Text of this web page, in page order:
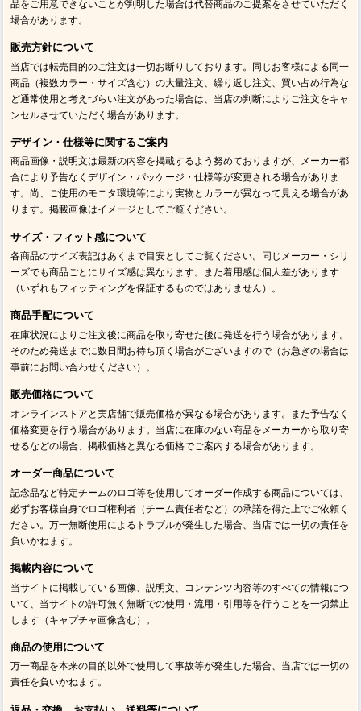
品をご用意できないことが判明した場合は代替商品のご提案をさせていただく
場合があります。
販売方針について
当店では転売目的のご注文は一切お断りしております。同じお客様による同一
商品（複数カラー・サイズ含む）の大量注文、繰り返し注文、買い占め行為な
ど通常使用と考えづらい注文があった場合は、当店の判断によりご注文をキャ
ンセルさせていただく場合があります。
デザイン・仕様等に関するご案内
商品画像・説明文は最新の内容を掲載するよう努めておりますが、メーカー都
合により予告なくデザイン・パッケージ・仕様等が変更される場合がありま
す。尚、ご使用のモニタ環境等により実物とカラーが異なって見える場合があ
ります。掲載画像はイメージとしてご覧ください。
サイズ・フィット感について
各商品のサイズ表記はあくまで目安としてご覧ください。同じメーカー・シリ
ーズでも商品ごとにサイズ感は異なります。また着用感は個人差があります
（いずれもフィッティングを保証するものではありません）。
商品手配について
在庫状況によりご注文後に商品を取り寄せた後に発送を行う場合があります。
そのため発送までに数日間お待ち頂く場合がございますので（お急ぎの場合は
事前にお問い合わせください）。
販売価格について
オンラインストアと実店舗で販売価格が異なる場合があります。また予告なく
価格変更を行う場合があります。当店に在庫のない商品をメーカーから取り寄
せるなどの場合、掲載価格と異なる価格でご案内する場合があります。
オーダー商品について
記念品など特定チームのロゴ等を使用してオーダー作成する商品については、
必ずお客様自身でロゴ権利者（チーム責任者など）の承諾を得た上でご依頼く
ださい。万一無断使用によるトラブルが発生した場合、当店では一切の責任を
負いかねます。
掲載内容について
当サイトに掲載している画像、説明文、コンテンツ内容等のすべての情報につ
いて、当サイトの許可無く無断での使用・流用・引用等を行うことを一切禁止
します（キャプチャ画像含む）。
商品の使用について
万一商品を本来の目的以外で使用して事故等が発生した場合、当店では一切の
責任を負いかねます。